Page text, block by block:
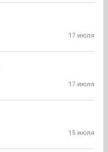
17 июля
17 июля
15 июля